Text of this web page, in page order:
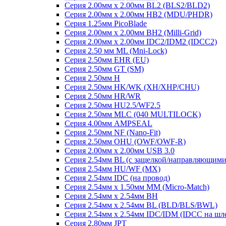
Серия 2.00мм x 2.00мм BL2 (BLS2/BLD2)
Серия 2.00мм x 2.00мм HB2 (MDU/PHDR)
Серия 1.25мм PicoBlade
Серия 2.00мм х 2.00мм BH2 (Milli-Grid)
Серия 2.00мм х 2.00мм IDC2/IDM2 (IDCC2)
Серия 2.50 мм ML (Mni-Lock)
Серия 2.50мм EHR (EU)
Серия 2.50мм GT (SM)
Серия 2.50мм H
Серия 2.50мм HK/WK (XH/XHP/CHU)
Серия 2.50мм HR/WR
Серия 2.50мм HU2.5/WF2.5
Серия 2.50мм MLC (040 MULTILOCK)
Серия 4.00мм AMPSEAL
Серия 2.50мм NF (Nano-Fit)
Серия 2.50мм OHU (OWF/OWF-R)
Серия 2.00мм x 2.00мм USB 3.0
Серия 2.54мм BL (с защелкой/
Серия 2.54мм HU/WF (MX)
Серия 2.54мм IDC (на провод)
Серия 2.54мм х 1.50мм MM (Micro-Match)
Серия 2.54мм х 2.54мм BH
Серия 2.54мм х 2.54мм BL (BLD/BLS/BWL)
Серия 2.54мм х 2.54мм IDC/IDM (IDCC на
Серия 2.80мм JPT